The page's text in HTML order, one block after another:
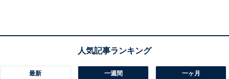
選びました。観光ついでに購入できる点も便利です」
（30代女性／東京都）、「新鮮な海産物や地元で加工さ
最新 一週間 一ヶ月